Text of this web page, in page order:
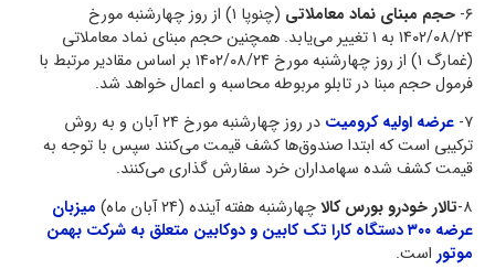
۶- حجم مبنای نماد معاملاتی
(چنوپا ۱) از روز چهار‌شنبه مورخ
۱۴۰۲/۰۸/۲۴ به ۱ تغییر می‌یابد. همچنین حجم مبنای نماد معاملاتی
(غمارگ ۱) از روز چهارشنبه مورخ ۱۴۰۲/۰۸/۲۴ بر اساس مقادیر مرتبط با
فرمول حجم مبنا در تابلو مربوطه محاسبه و اعمال خواهد شد.
۷- عرضه اولیه کرومیت
در روز چهارشنبه مورخ ۲۴ آبان و به روش
ترکیبی است که ابتدا صندوق‌ها کشف قیمت می‌کنند سپس با توجه به
قیمت کشف شده سهامداران خرد سفارش گذاری می‌کنند.
۸- تالار خودرو بورس کالاچهارشنبه هفته آینده (۲۴ آبان ماه)
میزبان
عرضه ۳۰۰ دستگاه کارا تک کابین و دوکابین متعلق به شرکت بهمن
موتور است.